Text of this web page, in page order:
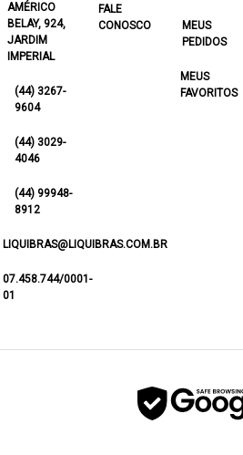
AMÉRICO
BELAY, 924,
JARDIM
IMPERIAL
(44) 3267-
9604
(44) 3029-
4046
(44) 99948-
8912
LIQUIBRAS@LIQUIBRAS.COM.BR
07.458.744/0001-
01
FALE
CONOSCO
MEUS
PEDIDOS
MEUS
FAVORITOS